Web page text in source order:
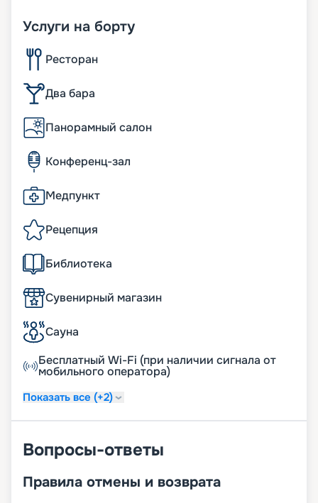
Услуги на борту
Ресторан
Два бара
Панорамный салон
Конференц-зал
Медпункт
Рецепция
Библиотека
Сувенирный магазин
Сауна
Бесплатный Wi-Fi (при наличии сигнала от
мобильного оператора)
Показать все (+2)
Вопросы-ответы
Правила отмены и возврата